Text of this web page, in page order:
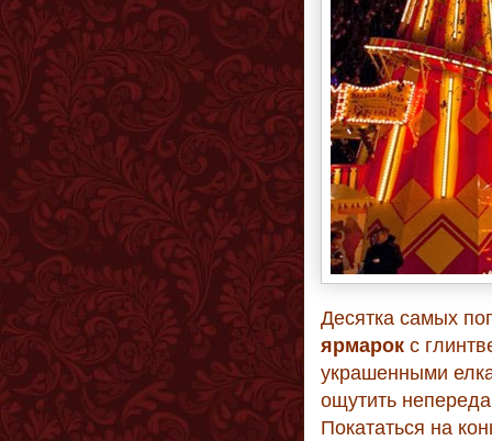
Десятка самых
ярмарок с
украшенными
ощутить
Покататься на